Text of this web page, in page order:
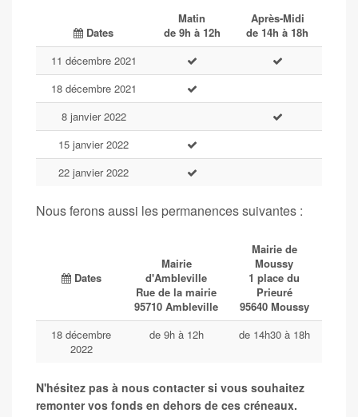
Dates
Matin
de 9h à 12h
Après-Midi
de 14h à 18h
11 décembre 2021
18 décembre 2021
8 janvier 2022
15 janvier 2022
22 janvier 2022
Nous ferons aussi les permanences suivantes :
Dates
Mairie
d'Ambleville
Rue de la mairie
95710 Ambleville
Mairie de
Moussy
1 place du
Prieuré
95640 Moussy
18 décembre
2022
de 9h à 12h de 14h30 à 18h
N'hésitez pas à nous contacter si vous souhaitez
remonter vos fonds en dehors de ces créneaux.